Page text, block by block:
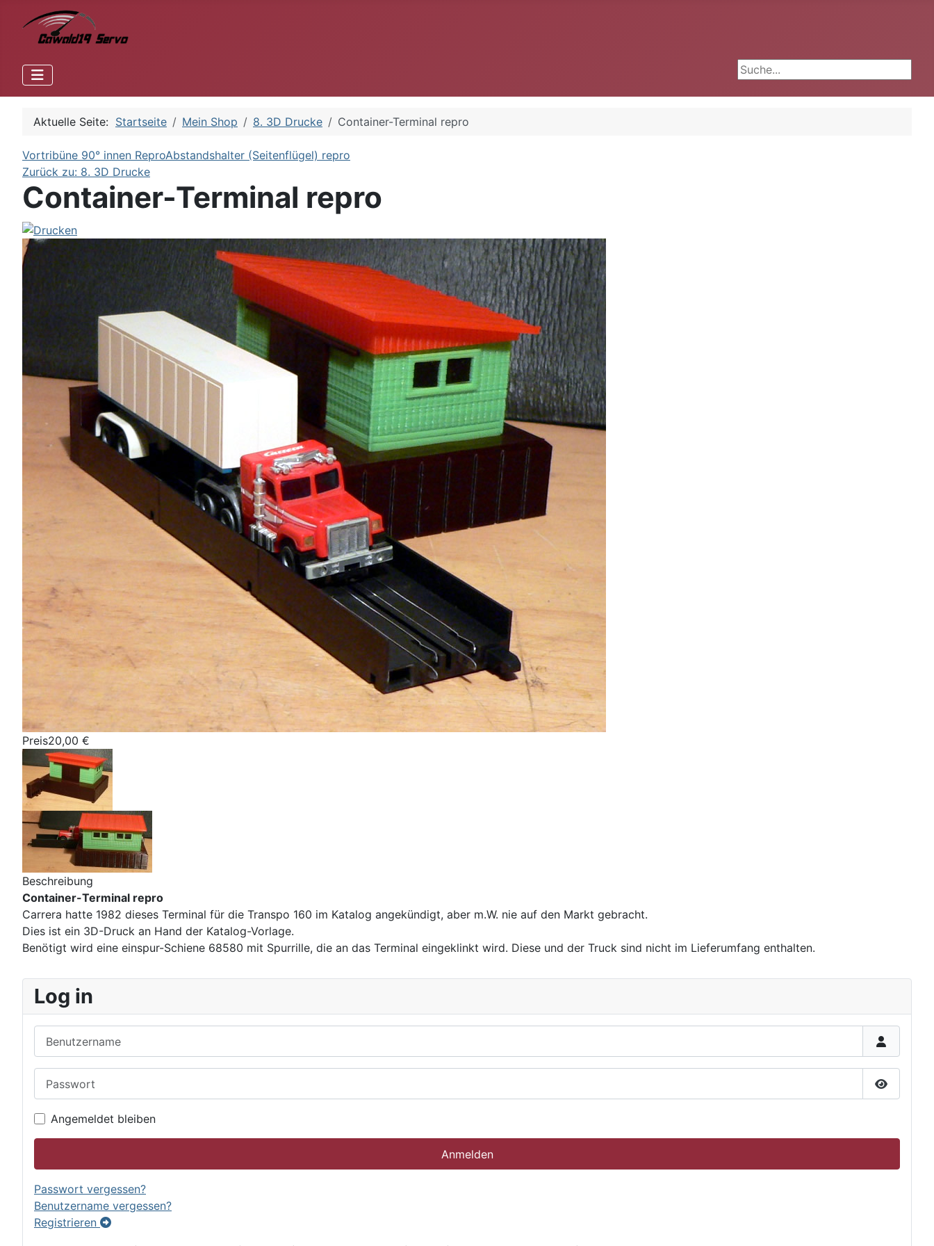
Aktuelle Seite: Startseite Mein Shop 8. 3D Drucke Container-Terminal repro
Vortribüne 90° innen ReproAbstandshalter (Seitenflügel) repro
Zurück zu: 8. 3D Drucke
Container-Terminal repro
Preis20,00 €
Beschreibung
Container-Terminal repro
Carrera hatte 1982 dieses Terminal für die Transpo 160 im Katalog angekündigt, aber m.W. nie auf den Markt gebracht.
Dies ist ein 3D-Druck an Hand der Katalog-Vorlage.
Benötigt wird eine einspur-Schiene 68580 mit Spurrille, die an das Terminal eingeklinkt wird. Diese und der Truck sind nicht im Lieferumfang enthalten.
Log in
Passwort
Angemeldet bleiben
Anmelden
Passwort vergessen?
Benutzername vergessen?
Registrieren